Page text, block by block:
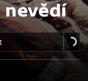
nevědí